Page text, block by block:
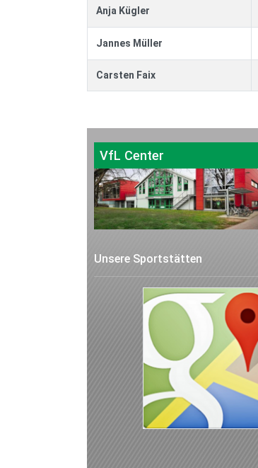
Anja Kügler
Jannes Müller
Carsten Faix
VfL Center
Unsere Sportstätten